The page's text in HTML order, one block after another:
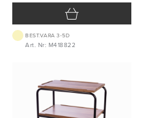
BEST.VARA 3-5D
Art. Nr: M418822